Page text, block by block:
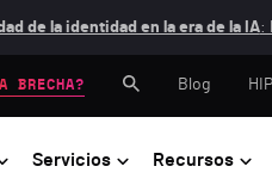
de la identidad en la era de la IA:
Servicios Recursos
BRECHA? Blog